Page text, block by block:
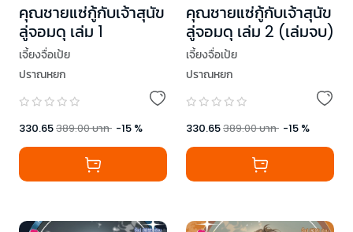
คุณชายแซ่กู้กับเจ้าสุนัข
ลู่จอมดุ เล่ม 1
เจี้ยงจื่อเป้ย
ปราณหยก
330.65389.00บาท -15 %
คุณชายแซ่กู้กับเจ้าสุนัข
ลู่จอมดุ เล่ม 2 (เล่มจบ)
เจี้ยงจื่อเป้ย
ปราณหยก
330.65389.00บาท -15 %